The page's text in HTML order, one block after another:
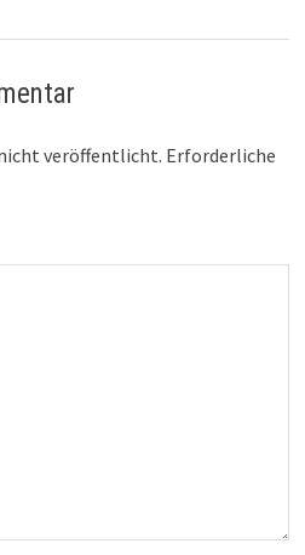
veröffentlicht. Erforderliche